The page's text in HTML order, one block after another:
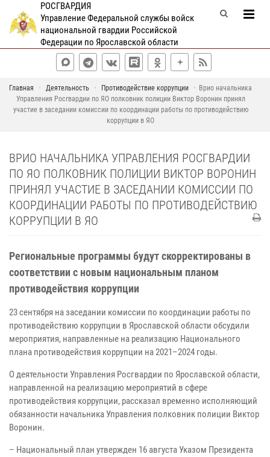
РОСГВАРДИЯ
Управление Федеральной службы войск
национальной гвардии Российской
Федерации по Ярославской области
Главная Деятельность Противодействие коррупции
Врио начальника
Управления Росгвардии по ЯО полковник полиции Виктор Воронин принял
участие в заседании комиссии по координации работы по противодействию
коррупции в ЯО
ВРИО НАЧАЛЬНИКА УПРАВЛЕНИЯ РОСГВАРДИИ
ПО ЯО ПОЛКОВНИК ПОЛИЦИИ ВИКТОР ВОРОНИН
ПРИНЯЛ УЧАСТИЕ В ЗАСЕДАНИИ КОМИССИИ ПО
КООРДИНАЦИИ РАБОТЫ ПО ПРОТИВОДЕЙСТВИЮ
КОРРУПЦИИ В ЯО
Региональные программы будут скорректированы в
соответствии с новым национальным планом
противодействия коррупции
23 сентября на заседании комиссии по координации работы по
противодействию коррупции в Ярославской области обсудили
мероприятия, направленные на реализацию Национального
плана противодействия коррупции на 2021–2024 годы.
О деятельности Управления Росгвардии по Ярославской области,
направленной на реализацию мероприятий в сфере
противодействия коррупции, рассказал временно исполняющий
обязанности начальника Управления полковник полиции Виктор
Воронин.
– Национальный план утвержден 16 августа Указом Президента